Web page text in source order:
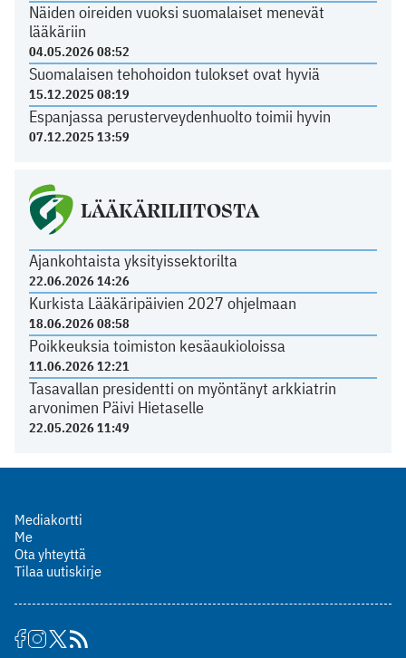
Näiden oireiden vuoksi suomalaiset menevät
lääkäriin
04.05.2026 08:52
Suomalaisen tehohoidon tulokset ovat hyviä
15.12.2025 08:19
Espanjassa perusterveydenhuolto toimii hyvin
07.12.2025 13:59
LÄÄKÄRILIITOSTA
Ajankohtaista yksityissektorilta
22.06.2026 14:26
Kurkista Lääkäripäivien 2027 ohjelmaan
18.06.2026 08:58
Poikkeuksia toimiston kesäaukioloissa
11.06.2026 12:21
Tasavallan presidentti on myöntänyt arkkiatrin
arvonimen Päivi Hietaselle
22.05.2026 11:49
Mediakortti
Me
Ota yhteyttä
Tilaa uutiskirje